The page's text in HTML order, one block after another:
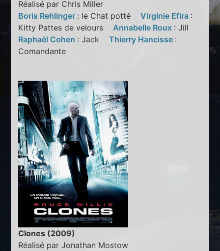
Réalisé par Chris Miller
Boris Rehlinger : le Chat pottéVirginie Efira :
Kitty Pattes de velours Annabelle Roux : Jill
Raphaël Cohen : JackThierry Hancisse :
Comandante
Clones (2009)
Réalisé par Jonathan Mostow